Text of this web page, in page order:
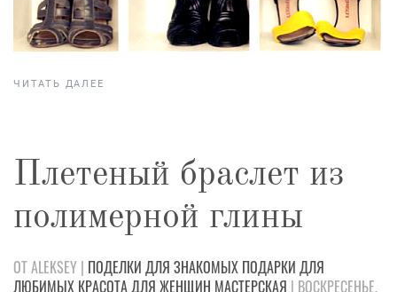
ЧИТАТЬ ДАЛЕЕ
Плетеный браслет из
полимерной глины
ОТ ALEKSEY | ПОДЕЛКИ ДЛЯ ЗНАКОМЫХ ПОДАРКИ ДЛЯ
ЛЮБИМЫХ КРАСОТАДЛЯ ЖЕНЩИН МАСТЕРСКАЯ | ВОСКРЕСЕНЬЕ,